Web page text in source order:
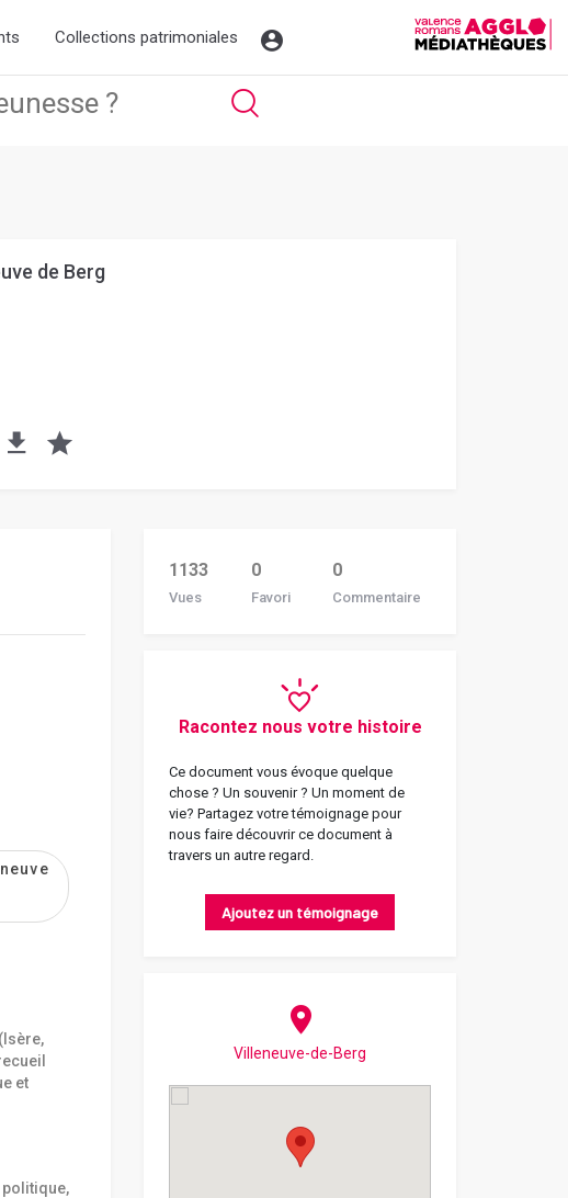
Collections patrimoniales
de Berg
et
politique,
1133
Vues
0
Favori
0
Commentaire
Racontez nous votre histoire
Ce document vous évoque quelque
chose ? Un souvenir ? Un moment de
vie? Partagez votre témoignage pour
nous faire découvrir ce document à
travers un autre regard.
Ajoutez un témoignage
Villeneuve-de-Berg